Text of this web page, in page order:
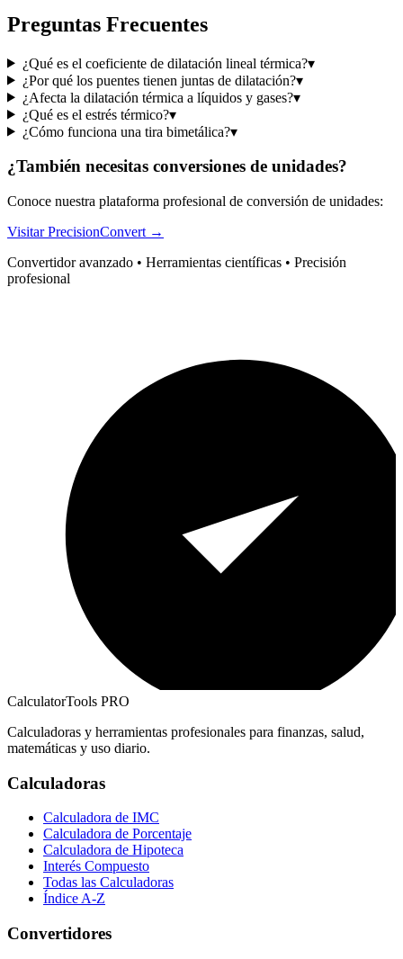
Preguntas Frecuentes
¿Qué es el coeficiente de dilatación lineal térmica?▾
¿Por qué los puentes tienen juntas de dilatación?▾
¿Afecta la dilatación térmica a líquidos y gases?▾
¿Qué es el estrés térmico?▾
¿Cómo funciona una tira bimetálica?▾
¿También necesitas conversiones de unidades?
Conoce nuestra plataforma profesional de conversión de unidades:
Visitar PrecisionConvert →
Convertidor avanzado • Herramientas científicas • Precisión
profesional
CalculatorTools PRO
Calculadoras y herramientas profesionales para finanzas, salud,
matemáticas y uso diario.
Calculadoras
Calculadora de IMC
Calculadora de Porcentaje
Calculadora de Hipoteca
Interés Compuesto
Todas las Calculadoras
Índice A-Z
Convertidores